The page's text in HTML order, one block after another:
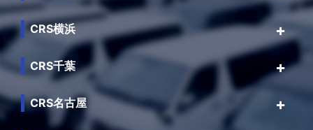
CRS横浜
CRS千葉
CRS名古屋